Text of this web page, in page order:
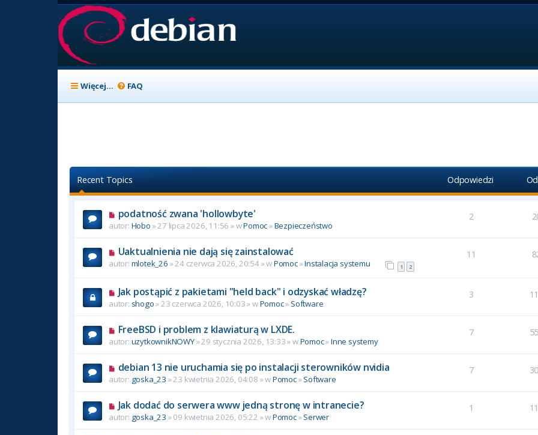
Więcej… FAQ
Recent Topics Odpowiedzi
podatność zwana 'hollowbyte'
autor: Hobo » 27 lipca 2026, 11:56 » wPomoc»Bezpieczeństwo
2
Uaktualnienia nie dają się zainstalować
1 2
autor: mlotek_26 » 24 czerwca 2026, 20:54 » wPomoc»Instalacja systemu
11
Jak postąpić z pakietami "held back" i odzyskać władzę?
autor: shogo» 23 czerwca 2026, 10:03 » wPomoc» Software
3
FreeBSD i problem z klawiaturą w LXDE.
autor: uzytkownikNOWY» 29 stycznia 2026, 13:33 » wPomoc»Inne systemy
7
debian 13 nie uruchamia się po instalacji sterowników nvidia
autor: goska_23 » 23 kwietnia 2026, 04:08 » wPomoc»Software
7
Jak dodać do serwera www jedną stronę w intranecie?
autor: goska_23 » 09 kwietnia 2026, 05:22 » wPomoc»Serwer
1